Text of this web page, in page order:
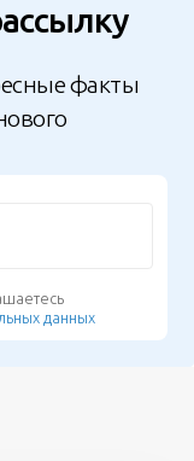
факты
данных